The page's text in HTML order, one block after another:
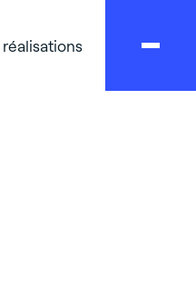
réalisations